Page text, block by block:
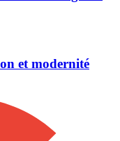
et modernité